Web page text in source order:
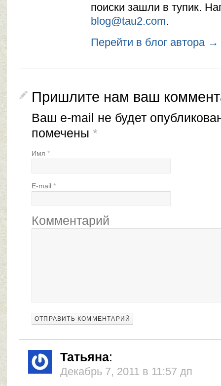
поиски зашли в тупик.
blog@tau2.com.
Перейти в блог автора →
Пришлите нам ваш
Ваш e-mail не будет
помечены *
Имя *
E-mail *
Комментарий
Татьяна:
Декабрь 7, 2011 в 11:57 дп